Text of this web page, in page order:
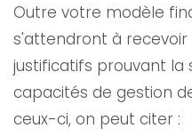
Outre votre modèle
s'attendront à
justificatifs prouvant la
capacités de gestion
ceux-ci, on peut citer :